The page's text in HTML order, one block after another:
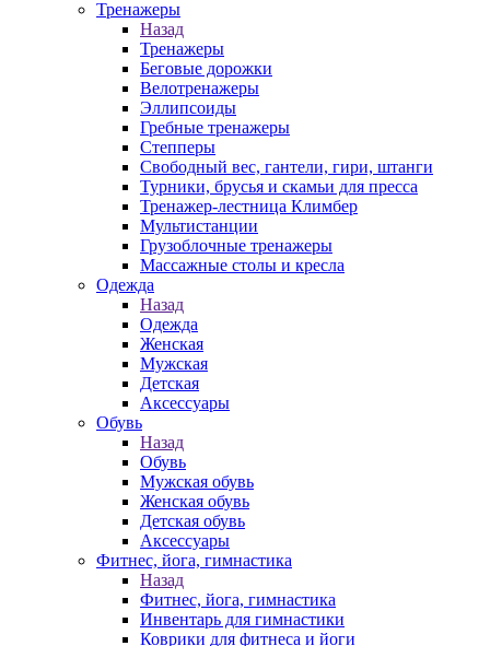
Тренажеры
Назад
Тренажеры
Беговые дорожки
Велотренажеры
Эллипсоиды
Гребные тренажеры
Степперы
Свободный вес, гантели, гири, штанги
Турники, брусья и скамьи для пресса
Тренажер-лестница Климбер
Мультистанции
Грузоблочные тренажеры
Массажные столы и кресла
Одежда
Назад
Одежда
Женская
Мужская
Детская
Аксессуары
Обувь
Назад
Обувь
Мужская обувь
Женская обувь
Детская обувь
Аксессуары
Фитнес, йога, гимнастика
Назад
Фитнес, йога, гимнастика
Инвентарь для гимнастики
Коврики для фитнеса и йоги